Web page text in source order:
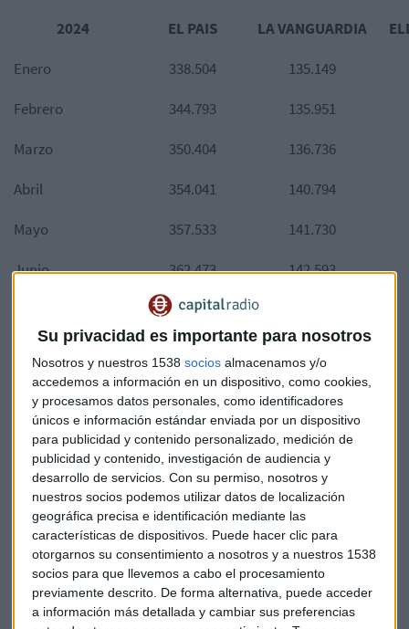
Su privacidad es importante para nosotros
Nosotros y nuestros 1538 socios almacenamos y/o
accedemos a información en un dispositivo, como cookies,
y procesamos datos personales, como identificadores
únicos e información estándar enviada por un dispositivo
para publicidad y contenido personalizado, medición de
publicidad y contenido, investigación de audiencia y
desarrollo de servicios. Con su permiso, nosotros y
nuestros socios podemos utilizar datos de localización
geográfica precisa e identificación mediante las
características de dispositivos. Puede hacer clic para
otorgarnos su consentimiento a nosotros y a nuestros 1538
socios para que llevemos a cabo el procesamiento
previamente descrito. De forma alternativa, puede acceder
a información más detallada y cambiar sus preferencias
2024
EL PAIS LA VANGUARDIA
Enero
338.504
135.149
Febrero
344.793
135.951
Marzo
350.404
136.736
Abril
354.041
140.794
Mayo
357.533
141.730
Junio
362.473
142.593
Analizados por separado, se observa que:
El País, líder en términos absolutos, crece de forma
sostenida mes a mes un 1,38%, totalizando en el primer
semestre un 7,08% más de suscriptores digitales.
La Vanguardia, segundo medio controlado, crece
igualmente un promedio del 1%, porcentaje que se
triplicó en abril (2,97% más de suscriptores que el mes
anterior) y alcanzando un 5,51% de crecimiento frente a
enero de 2024.
Eldiario.es, el tercero, experimenta el mayor crecimiento,
registrando un 15,54% más de suscriptores digitales en
junio de los que tenía al comienzo del año. En su caso el
mes de marzo fue el de mayor crecimiento con un 7,16%,
y supo mantener el crecimiento marcando un salto del